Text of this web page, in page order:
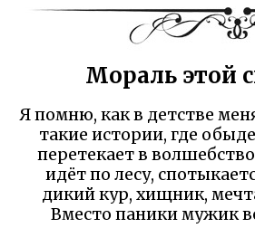
Мораль этой
Я помню, как в детстве
такие истории, где
перетекает в
идёт по лесу,
дикий кур, хищник,
Вместо паники мужик